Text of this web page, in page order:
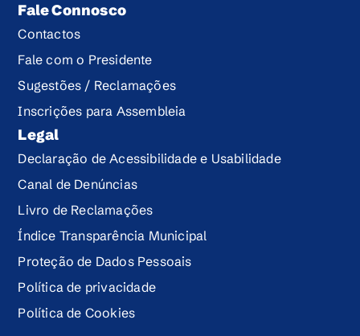
Fale Connosco
Contactos
Fale com o Presidente
Sugestões / Reclamações
Inscrições para Assembleia
Legal
Declaração de Acessibilidade e Usabilidade
Canal de Denúncias
Livro de Reclamações
Índice Transparência Municipal
Proteção de Dados Pessoais
Política de privacidade
Política de Cookies